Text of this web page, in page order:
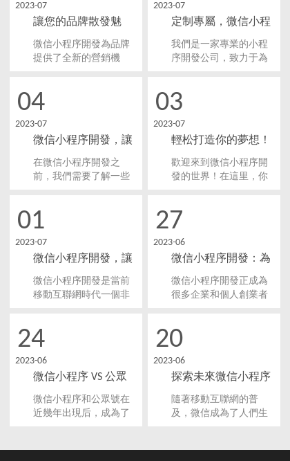
開小程序進行使用。微
信小程序開發的興起給
企業和個人帶來了許多
新的商機，對業務增添
了新的活力。
式，還能幫助企業開辟
新的商機。
2023-07
讓您的品牌散發魅
力，微信小程序開發
帶來全新營銷機遇！
微信小程序開發為品牌
提供了全新的營銷機
力，吸引更多的用戶，
驗。
2023-07
定制專屬，微信小程
序開發，為您提供解
決方案！
我們是一家專業的小程
序開發公司，致力于為
們深入了解每個客戶的
要求定制開發微信小程
序，以實現個性化的功
能和設計。
04
2023-07
微信小程序開發，讓
你與用戶緊密相連！
在微信小程序開發之
前，我們需要了解一些
應用程序，它采用了前
CSS和JavaScript。
03
2023-07
輕松打造你的夢想！
微信小程序開發，啟
動財富之旅！
歡迎來到微信小程序開
發的世界！在這里，你
富之旅的機會。小程序
輕量化應用，它具有快
速、高效、方便的特
點，可以幫助你快速實
現你的創業夢想。
01
2023-07
微信小程序開發，讓
用戶流量直接實現轉
化
微信小程序開發是當前
移動互聯網時代一個非
小程序，為企業提供了
交易的渠道。
27
2023-06
微信小程序開發：為
您量身打造高效業務
解決方案！
微信小程序開發正成為
很多企業和個人創業者
們將分享如何為您量身
案，以幫助您更好地利
用微信小程序進行業務
管理。
24
2023-06
微信小程序 VS 公眾
號：你知道哪個更適
合你的業務？
微信小程序和公眾號在
近幾年出現后，成為了
20
2023-06
探索未來微信小程序
開發的趨勢，開啟創
新之路！
隨著移動互聯網的普
及，微信成為了人們生